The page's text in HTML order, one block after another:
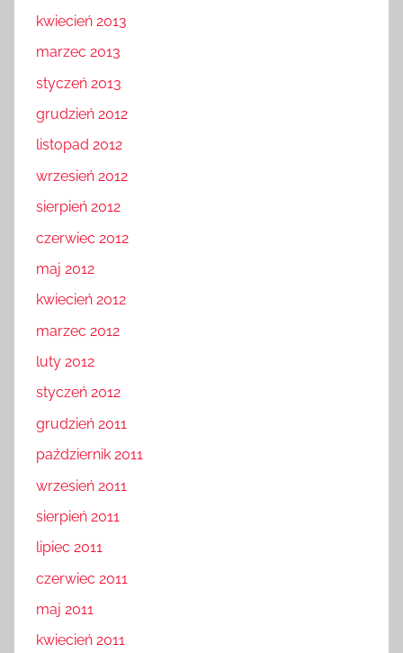
kwiecień 2013
marzec 2013
styczeń 2013
grudzień 2012
listopad 2012
wrzesień 2012
sierpień 2012
czerwiec 2012
maj 2012
kwiecień 2012
marzec 2012
luty 2012
styczeń 2012
grudzień 2011
październik 2011
wrzesień 2011
sierpień 2011
lipiec 2011
czerwiec 2011
maj 2011
kwiecień 2011